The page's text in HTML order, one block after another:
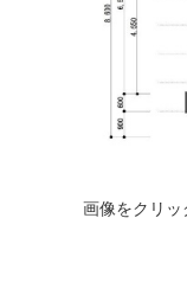
画像をクリッ